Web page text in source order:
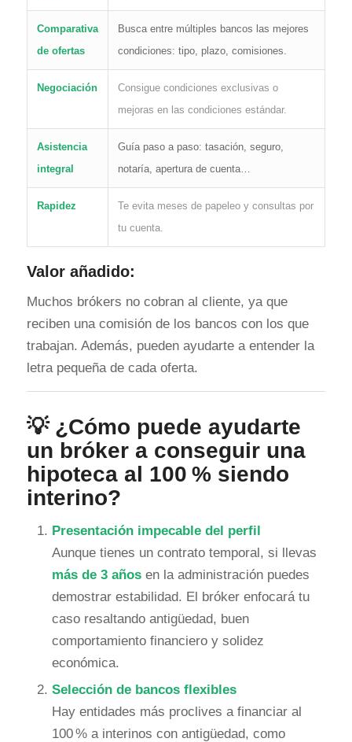
Comparativa
de ofertas
Busca entre múltiples bancos las mejores
condiciones: tipo, plazo, comisiones.
Negociación
Consigue condiciones exclusivas o
mejoras en las condiciones estándar.
Asistencia
integral
Guía paso a paso: tasación, seguro,
notaría, apertura de cuenta…
Rapidez
Te evita meses de papeleo y consultas por
tu cuenta.
Valor añadido:
Muchos brókers no cobran al cliente, ya que
reciben una comisión de los bancos con los que
trabajan. Además, pueden ayudarte a entender la
letra pequeña de cada oferta.
💡 ¿Cómo puede ayudarte
un bróker a conseguir una
hipoteca al 100 % siendo
interino?
Presentación impecable del perfil
Aunque tienes un contrato temporal, si llevas
más de 3 añosen la administración puedes
demostrar estabilidad. El bróker enfocará tu
caso resaltando antigüedad, buen
comportamiento financiero y solidez
económica.
Selección de bancos flexibles
Hay entidades más proclives a financiar al
100 % a interinos con antigüedad, como